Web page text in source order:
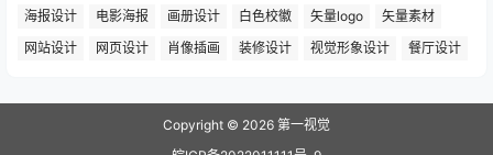
海报设计
电影海报 画册设计 白色校徽 矢量logo
矢量素材
网站设计
网页设计 肖像插画 装修设计 视觉形象设计 餐厅设计
Copyright © 2026 第一视觉